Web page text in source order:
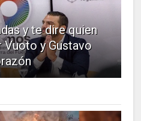
y te dire quien
Vuoto y Gustavo